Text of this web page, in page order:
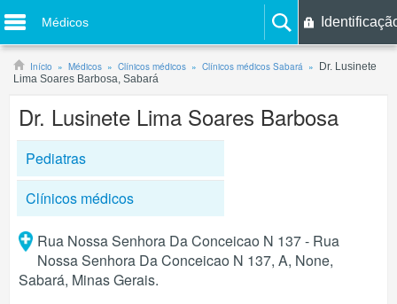
Médicos
Início Médicos Clínicos médicos Clínicos médicos Sabará
Dr. Lusinete
Lima Soares Barbosa, Sabará
Dr. Lusinete Lima Soares Barbosa
Pediatras
Clínicos médicos
Rua Nossa Senhora Da Conceicao N 137 - Rua
Nossa Senhora Da Conceicao N 137, A, None,
Sabará, Minas Gerais.